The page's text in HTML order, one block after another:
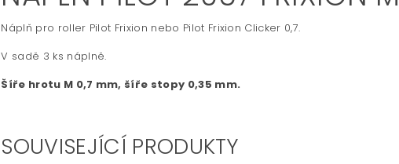
Náplň pro roller Pilot Frixion nebo Pilot Frixion Clicker 0,7.
V sadě 3 ks náplně.
Šíře hrotu M 0,7 mm, šíře stopy 0,35 mm.
SOUVISEJÍCÍ PRODUKTY